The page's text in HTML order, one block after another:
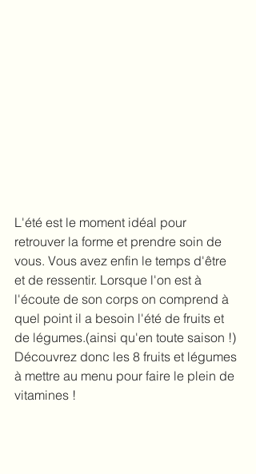
L'été est le moment idéal pour
retrouver la forme et prendre soin de
vous. Vous avez enfin le temps d'être
et de ressentir. Lorsque l'on est à
l'écoute de son corps on comprend à
quel point il a besoin l'été de fruits et
de légumes.(ainsi qu'en toute saison !)
Découvrez donc les 8 fruits et légumes
à mettre au menu pour faire le plein de
vitamines !